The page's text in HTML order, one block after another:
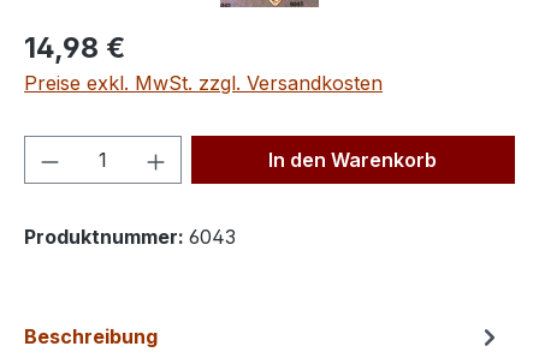
Regulärer Preis:
14,98 €
Preise exkl. MwSt. zzgl. Versandkosten
Produkt Anzahl: Gib denIn den Warenkorb
Produktnummer: 6043
Beschreibung